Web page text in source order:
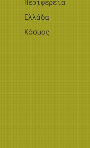
Περιφέρεια
Ελλάδα
Κόσμος